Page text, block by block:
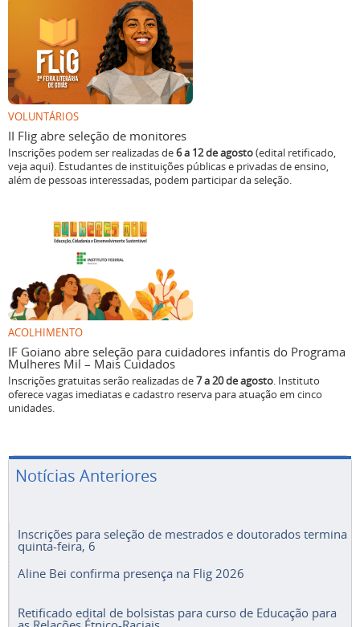
VOLUNTÁRIOS
II Flig abre seleção de monitores
Inscrições podem ser realizadas de6 a 12 de agosto(edital retificado,
veja aqui). Estudantes de instituições públicas e privadas de ensino,
além de pessoas interessadas, podem participar da seleção.
ACOLHIMENTO
IF Goiano abre seleção para cuidadores infantis do Programa
Mulheres Mil – Mais Cuidados
Inscrições gratuitas serão realizadas de7 a 20 de agosto. Instituto
oferece vagas imediatas e cadastro reserva para atuação em cinco
unidades.
Notícias Anteriores
Inscrições para seleção de mestrados e doutorados termina
quinta-feira, 6
Aline Bei confirma presença na Flig 2026
Retificado edital de bolsistas para curso de Educação para